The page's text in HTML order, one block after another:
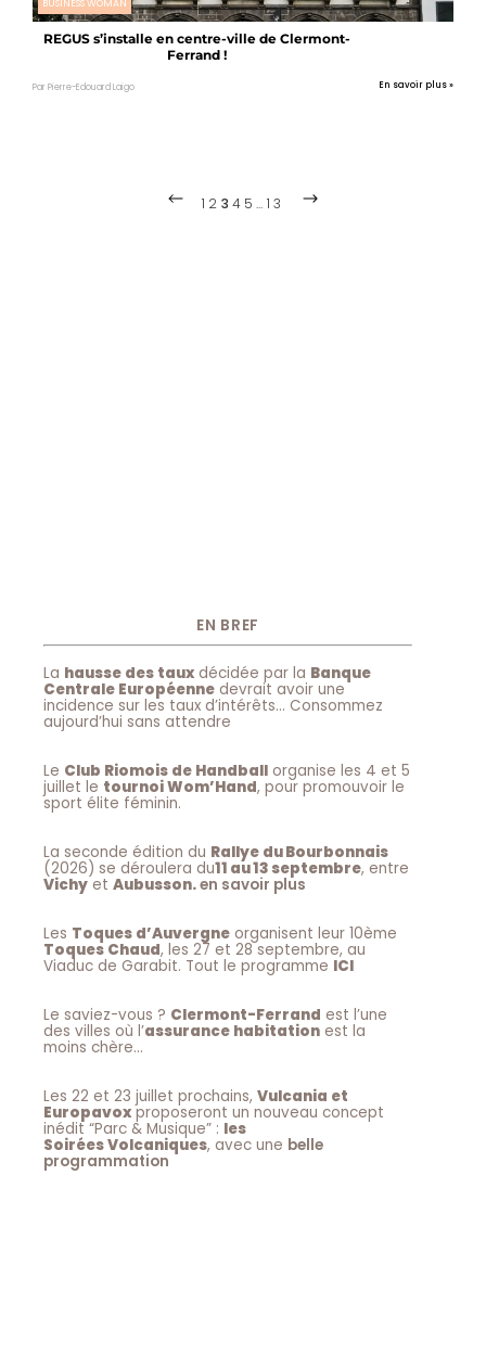
BUSINESS WOMAN
REGUS s’installe en centre-ville de Clermont-
Ferrand !
Par Pierre-Edouard Laigo En savoir plus »
1 2 3 4 5… 13
EN BREF
La hausse des taux décidée par la Banque
Centrale Européenne devrait avoir une
incidence sur les taux d’intérêts… Consommez
aujourd’hui sans attendre
Le Club Riomois de Handball organise les 4 et 5
juillet le tournoi Wom’Hand, pour promouvoir le
sport élite féminin.
La seconde édition du Rallye du Bourbonnais
(2026) se déroulera du11 au 13 septembre, entre
Vichy et Aubusson.en savoir plus
Les Toques d’Auvergne organisent leur 10ème
Toques Chaud, les 27 et 28 septembre, au
Viaduc de Garabit. Tout le programme ICI
Le saviez-vous ? Clermont-Ferrand est l’une
des villes où l’assurance habitation est la
moins chère…
Les 22 et 23 juillet prochains, Vulcania et
Europavox proposeront un nouveau concept
inédit “Parc & Musique” : les
Soirées Volcaniques, avec une belle
programmation